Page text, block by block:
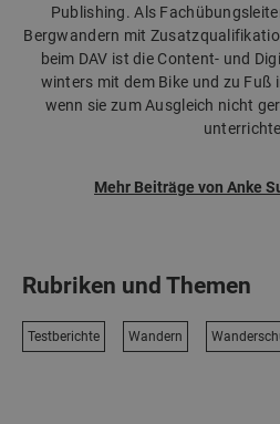
Publishing. Als
Bergwandern mit
beim DAV ist die Content- und
winters mit dem Bike und zu Fuß
wenn sie zum Ausgleich nicht
Mehr Beiträge von Anke
Rubriken und Themen
Testberichte Wandern